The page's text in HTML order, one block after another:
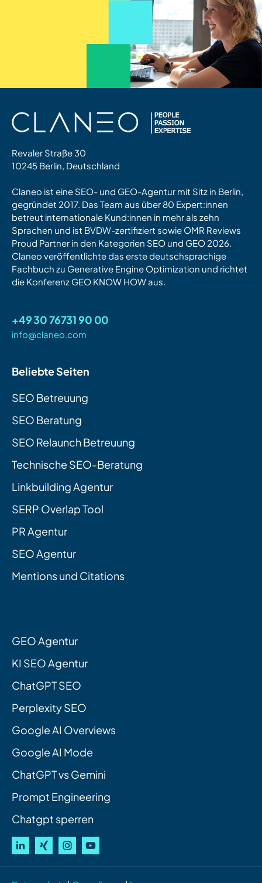
Revaler Straße 30
10245 Berlin, Deutschland
Claneo ist eine SEO- und GEO-Agentur mit Sitz in Berlin,
gegründet 2017. Das Team aus über 80 Expert:innen
betreut internationale Kund:innen in mehr als zehn
Sprachen und ist BVDW-zertifiziert sowie OMR Reviews
Proud Partner in den Kategorien SEO und GEO 2026.
Claneo veröffentlichte das erste deutschsprachige
Fachbuch zu Generative Engine Optimization und richtet
die Konferenz GEO KNOW HOW aus.
+49 30 76731 90 00
info@claneo.com
Beliebte Seiten
SEO Betreuung
SEO Beratung
SEO Relaunch Betreuung
Technische SEO-Beratung
Linkbuilding Agentur
SERP Overlap Tool
PR Agentur
SEO Agentur
Mentions und Citations
GEO Agentur
KI SEO Agentur
ChatGPT SEO
Perplexity SEO
Google AI Overviews
Google AI Mode
ChatGPT vs Gemini
Prompt Engineering
Chatgpt sperren